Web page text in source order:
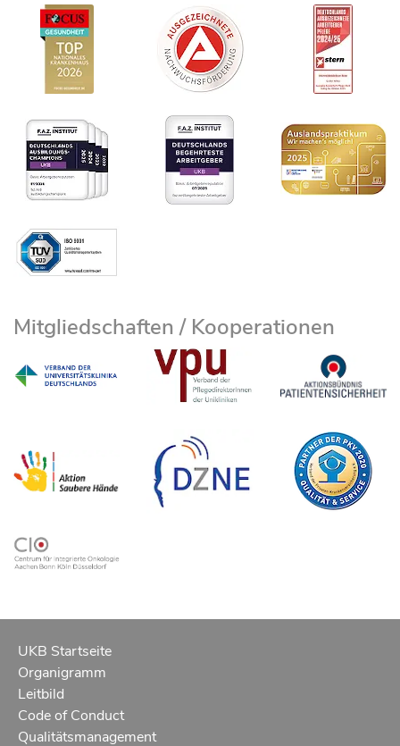
Mitgliedschaften / Kooperationen
UKB Startseite
Organigramm
Leitbild
Code of Conduct
Qualitätsmanagement